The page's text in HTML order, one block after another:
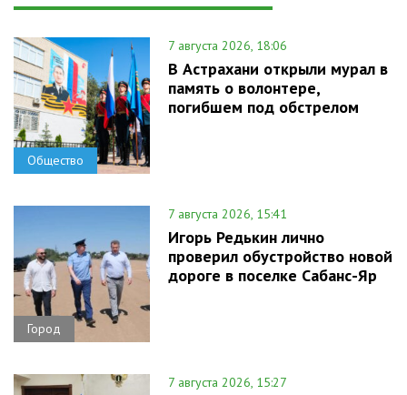
Общество
7 августа 2026, 18:06
В Астрахани открыли мурал в
память о волонтере,
погибшем под обстрелом
Город
7 августа 2026, 15:41
Игорь Редькин лично
проверил обустройство новой
дороге в поселке Сабанс-Яр
7 августа 2026, 15:27